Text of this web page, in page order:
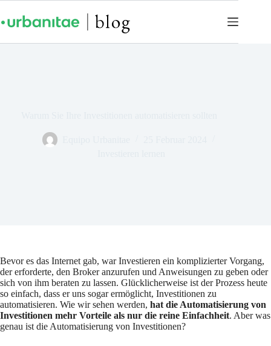
Bevor es das Internet gab, war Investieren ein komplizierter Vorgang,
der erforderte, den Broker anzurufen und Anweisungen zu geben oder
sich von ihm beraten zu lassen. Glücklicherweise ist der Prozess heute
so einfach, dass er uns sogar ermöglicht, Investitionen zu
automatisieren. Wie wir sehen werden, hat die Automatisierung von
Investitionen mehr Vorteile als nur die reine Einfachheit. Aber was
genau ist die Automatisierung von Investitionen?